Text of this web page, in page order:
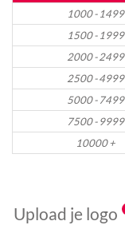
1000 - 1499
1500 - 1999
2000 - 2499
2500 - 4999
5000 - 7499
7500 - 9999
10000 +
Upload je logo